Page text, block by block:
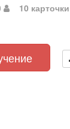
10 карточки